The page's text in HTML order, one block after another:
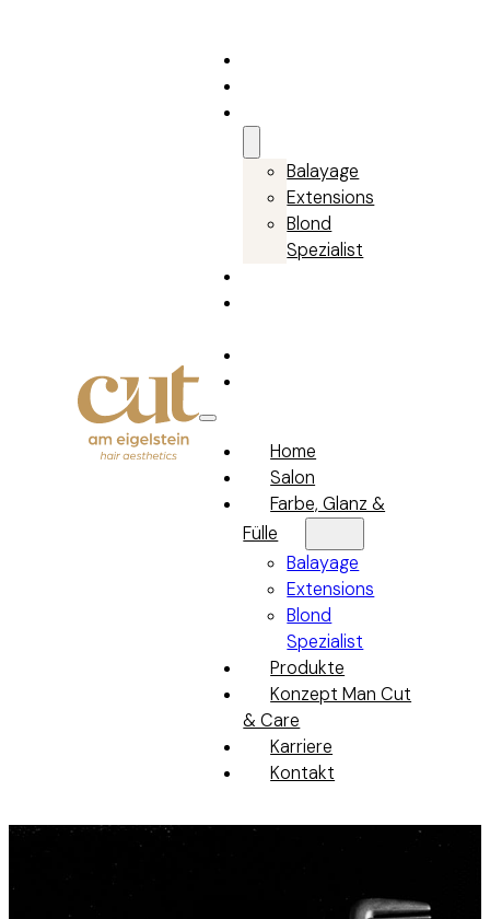
Balayage
Extensions
Blond
Spezialist
Home
Salon
Farbe, Glanz &
Fülle
Balayage
Extensions
Blond
Spezialist
Produkte
Konzept Man Cut
& Care
Karriere
Kontakt